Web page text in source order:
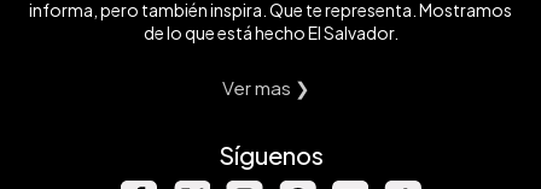
informa, pero también inspira. Que te representa. Mostramos
de lo que está hecho El Salvador.
Ver mas ❯
Síguenos